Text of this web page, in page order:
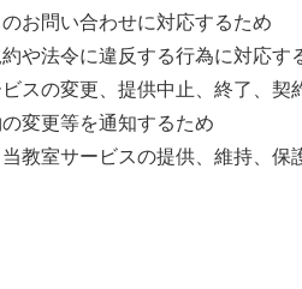
お問い合わせに対応するため
や法令に違反する行為に対応す
スの変更、提供中止、終了、契
変更等を通知するため
教室サービスの提供、維持、保